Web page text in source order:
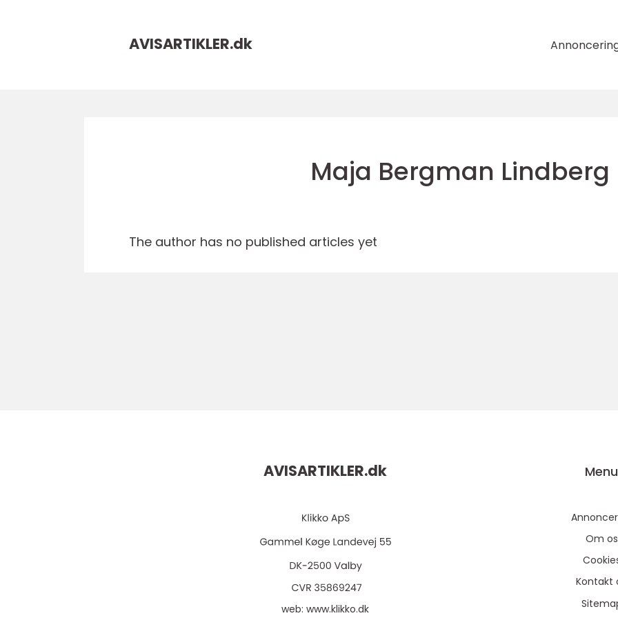
AVISARTIKLER.dk
Maja Bergman Lindberg
The author has no published articles yet
AVISARTIKLER.dk
web:www.klikko.dk
Menu
Om os
Kontakt